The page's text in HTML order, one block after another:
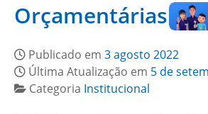
Orçamentárias
Publicado em 3 agosto 2022
Última Atualização em 5 de
Categoria Institucional